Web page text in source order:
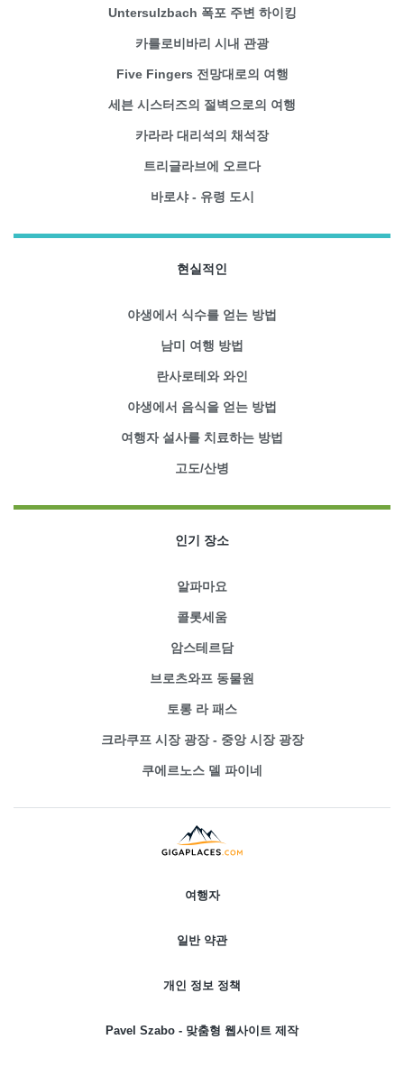
Untersulzbach 폭포 주변 하이킹
카를로비바리 시내 관광
Five Fingers 전망대로의 여행
세븐 시스터즈의 절벽으로의 여행
카라라 대리석의 채석장
트리글라브에 오르다
바로샤 - 유령 도시
현실적인
야생에서 식수를 얻는 방법
남미 여행 방법
란사로테와 와인
야생에서 음식을 얻는 방법
여행자 설사를 치료하는 방법
고도/산병
인기 장소
알파마요
콜롯세움
암스테르담
브로츠와프 동물원
토롱 라 패스
크라쿠프 시장 광장 - 중앙 시장 광장
쿠에르노스 델 파이네
여행자
일반 약관
개인 정보 정책
Pavel Szabo - 맞춤형 웹사이트 제작